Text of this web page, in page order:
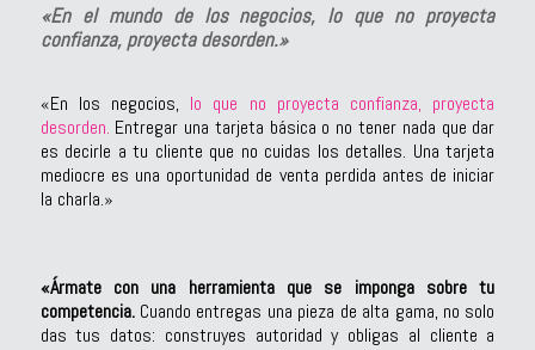
«En el mundo de los negocios, lo que no proyecta
confianza, proyecta desorden.»
«En los negocios, lo que no proyecta confianza, proyecta
desorden. Entregar una tarjeta básica o no tener nada que dar
es decirle a tu cliente que no cuidas los detalles. Una tarjeta
mediocre es una oportunidad de venta perdida antes de iniciar
la charla.»
«Ármate con una herramienta que se imponga sobre tu
competencia.Cuando entregas una pieza de alta gama, no solo
das tus datos: construyes autoridad y obligas al cliente a